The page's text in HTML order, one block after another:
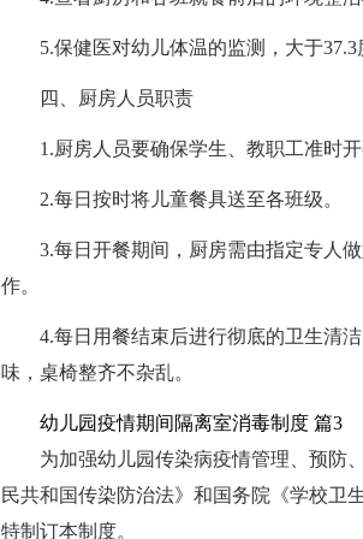
5.保健医对幼儿体温的监测，大于37.3
四、厨房人员职责
1.厨房人员要确保学生、教职工准时开
2.每日按时将儿童餐具送至各班级。
3.每日开餐期间，厨房需由指定专人
作。
4.每日用餐结束后进行彻底的卫生清
味，桌椅整齐不杂乱。
幼儿园疫情期间隔离室消毒制度 篇3
为加强幼儿园传染病疫情管理、预防
民共和国传染防治法》和国务院《学校卫
特制订本制度。